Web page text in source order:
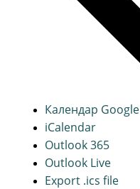
Календар Google
iCalendar
Outlook 365
Outlook Live
Export .ics file